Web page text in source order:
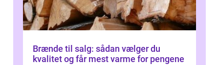
Brænde til salg: sådan vælger du
kvalitet og får mest varme for pengene